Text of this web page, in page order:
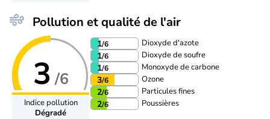
Pollution et qualité de l'air
3 /6
Indice pollution
Dégradé
1/6 Dioxyde d'azote
1/6 Dioxyde de soufre
1/6 Monoxyde de carbone
3/6 Ozone
2/6 Particules fines
2/6 Poussières